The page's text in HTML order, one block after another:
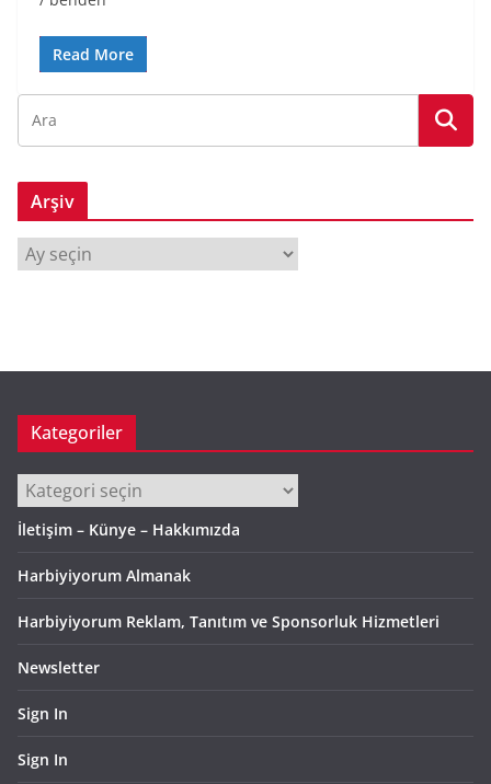
Read More
Arşiv
r
Kategoriler
Kategoriler
İletişim – Künye – Hakkımızda
Harbiyiyorum Almanak
Harbiyiyorum Reklam, Tanıtım ve Sponsorluk Hizmetleri
Newsletter
Sign In
Sign In